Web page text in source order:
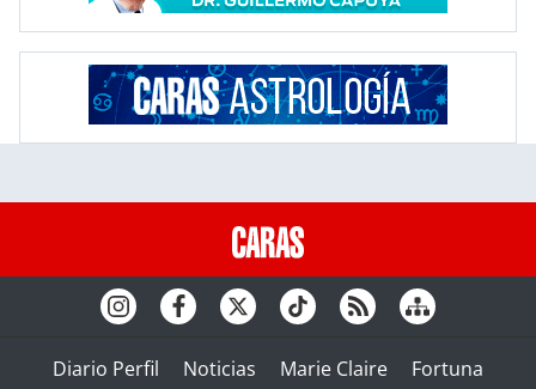
Diario Perfil Noticias Marie Claire Fortuna